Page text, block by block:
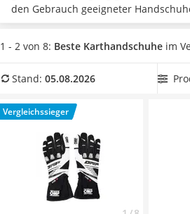
Klimmzugstation
Koffer
Nachtsichtgerät
Handgepäck-Koffer
Wanderschuhe Herren
Sicherheitsweste Reiten
den Gebrauch geeigneter
sind inunterschiedlichen Größen
sodass jeder die perfekten
Karthandschuhe mit einem
Überzeugt hat uns hier im August
ModellOmp Ks-3
1 - 2 von 8: Beste Karthandschuhe im
Stand: 05.08.2026
Vergleichssieger